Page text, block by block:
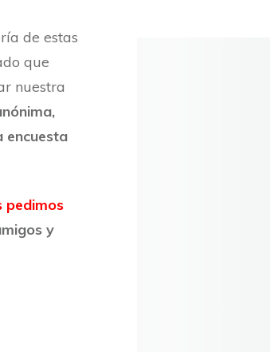
de estas
que
nuestra
encuesta
pedimos
y